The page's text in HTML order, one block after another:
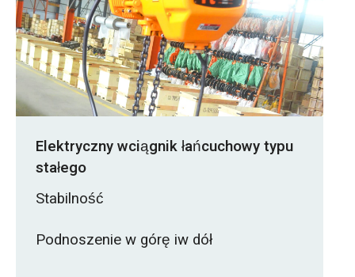
Elektryczny wciągnik łańcuchowy typu
stałego
Stabilność
Podnoszenie w górę iw dół